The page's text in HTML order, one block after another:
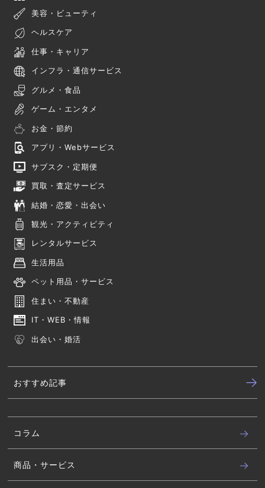
美容・ビューティ
ヘルスケア
仕事・キャリア
インフラ・通信サービス
グルメ・食品
ゲーム・エンタメ
お金・節約
アプリ・Webサービス
サブスク・定期便
買取・査定サービス
結婚・恋愛・出会い
観光・アクティビティ
レンタルサービス
生活用品
ペット用品・サービス
住まい・不動産
IT・WEB・情報
出会い・婚活
おすすめ記事
コラム
商品・サービス